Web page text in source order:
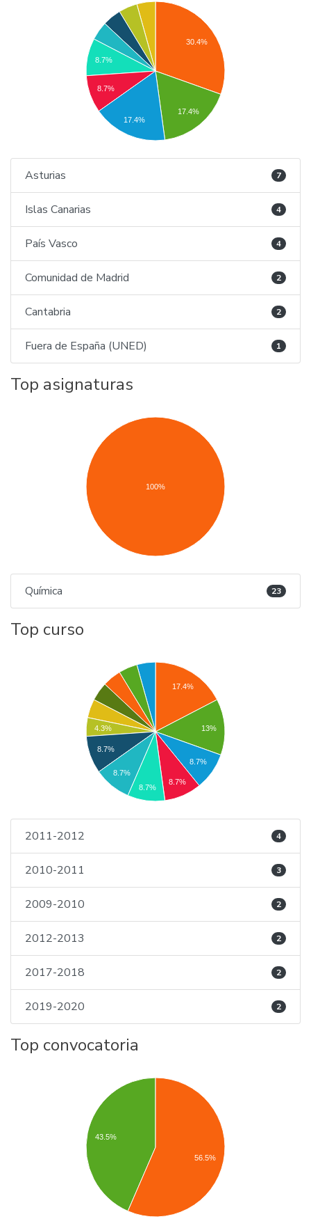
30.4%
17.4%
8.7%
8.7%
17.4%
Asturias 7
Islas Canarias 4
País Vasco 4
Comunidad de Madrid 2
Cantabria 2
Fuera de España (UNED) 1
Top asignaturas
100%
Química 23
Top curso
17.4%
13%
8.7%
8.7%
4.3%
8.7%
8.7%
8.7%
2011-2012 4
2010-2011 3
2009-2010 2
2012-2013 2
2017-2018 2
2019-2020 2
Top convocatoria
43.5%
56.5%